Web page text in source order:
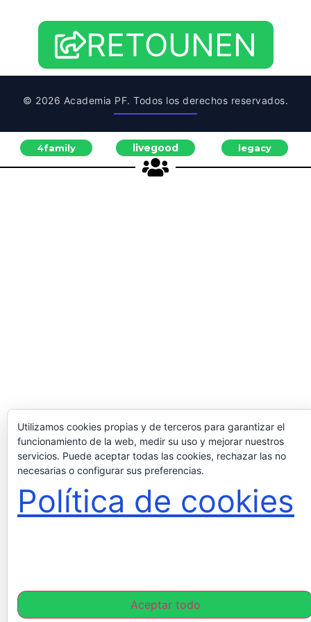
RETOUNEN
© 2026 Academia PF. Todos los derechos reservados.
4family livegood legacy
Utilizamos cookies propias y de terceros para garantizar el
funcionamiento de la web, medir su uso y mejorar nuestros
servicios. Puede aceptar todas las cookies, rechazar las no
necesarias o configurar sus preferencias.
Política de cookies
Aceptar todo